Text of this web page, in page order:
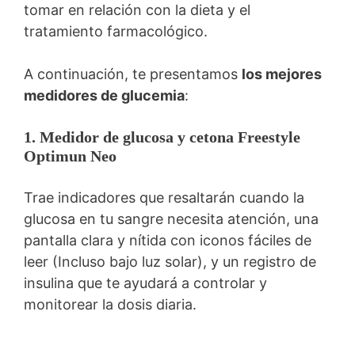
tomar en relación con la dieta y el
tratamiento farmacológico.
A continuación, te presentamos los mejores
medidores de glucemia:
1. Medidor de glucosa y cetona Freestyle
Optimun Neo
Trae indicadores que resaltarán cuando la
glucosa en tu sangre necesita atención, una
pantalla clara y nítida con iconos fáciles de
leer (Incluso bajo luz solar), y un registro de
insulina que te ayudará a controlar y
monitorear la dosis diaria.